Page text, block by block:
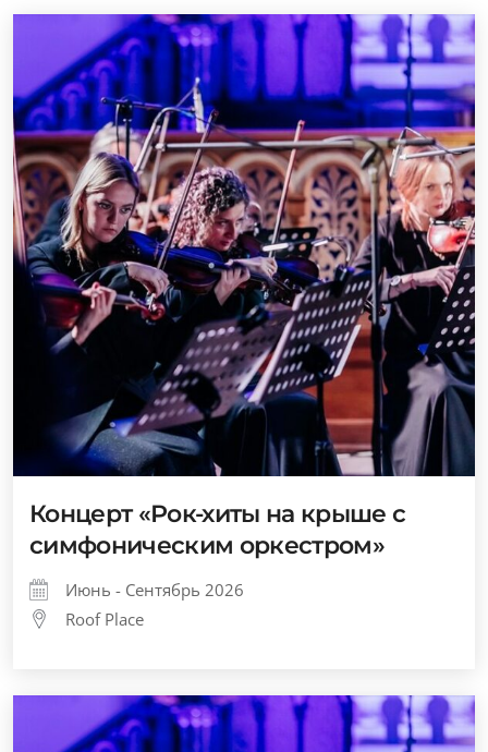
Концерт «Рок-хиты на крыше с
симфоническим оркестром»
Июнь - Сентябрь 2026
Roof Place